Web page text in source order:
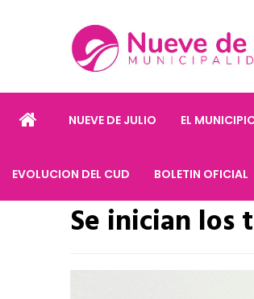
NUEVE DE JULIO EL
EVOLUCION DEL CUD BOLETIN OFICIAL
Se inician los